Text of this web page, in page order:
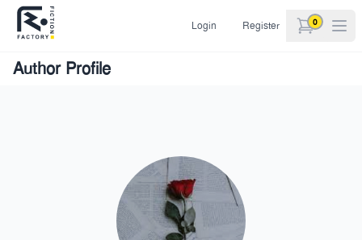
Login Register 0
items in
Author Profile